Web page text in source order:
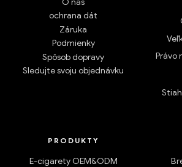
ochrana dát
Záruka
Podmienky
Spôsob dopravy
Sledujte svoju objednávku
Právo
PRODUKTY
E-cigarety OEM&ODM